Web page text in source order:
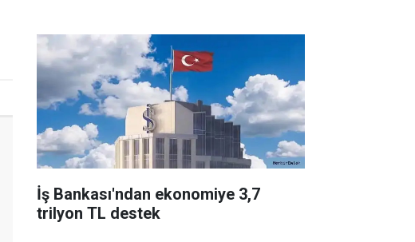
İş Bankası'ndan ekonomiye 3,7
trilyon TL destek